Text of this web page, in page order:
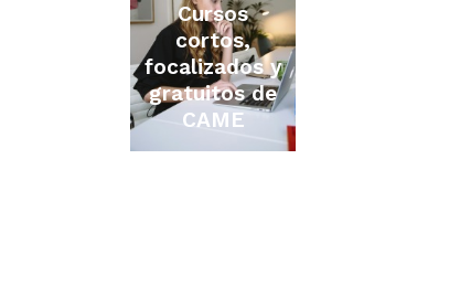
Cursos
cortos,
focalizados y
gratuitos de
CAME